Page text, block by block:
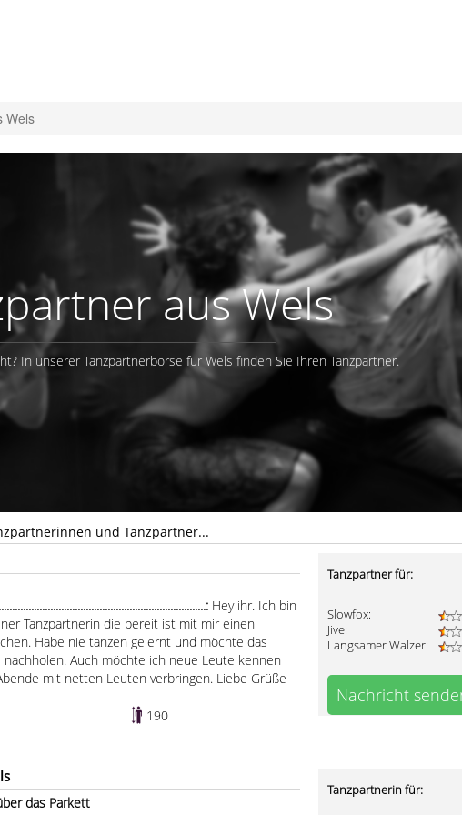
Wels
aus Wels
In unserer Tanzpartnerbörse für Wels finden Sie Ihren Tanzpartner.
und Tanzpartner...
Hey ihr. Ich bin
Tanzpartnerin die bereit ist mit mir einen
Habe nie tanzen gelernt und möchte das
nachholen. Auch möchte ich neue Leute kennen
mit netten Leuten verbringen. Liebe Grüße
190
Tanzpartner für:
Slowfox:
Jive:
Langsamer Walzer:
Nachricht
das Parkett
Tanzpartnerin für: